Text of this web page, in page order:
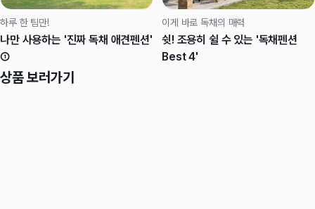
하루 한 팀만!
나만 사용하는 '진짜 독채 애견펜션'
①
이게 바로 독채의 매력
쉿! 조용히 쉴 수 있는 '독채펜션
Best 4'
상품 보러가기